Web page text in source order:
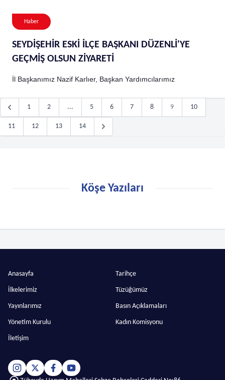
Haber
SEYDİŞEHİR ESKİ İLÇE BAŞKANI DÜZENLİ'YE
GEÇMİŞ OLSUN ZİYARETİ
İl Başkanımız Nazif Karlıer, Başkan Yardımcılarımız
1 2 ... 5 6 7 8 9 10
11 12 13 14
Köşe Yazıları
Anasayfa Tarihçe
İlkelerimiz Tüzüğümüz
Yayınlarımız Basın Açıklamaları
Yönetim Kurulu Kadın Komisyonu
İletişim